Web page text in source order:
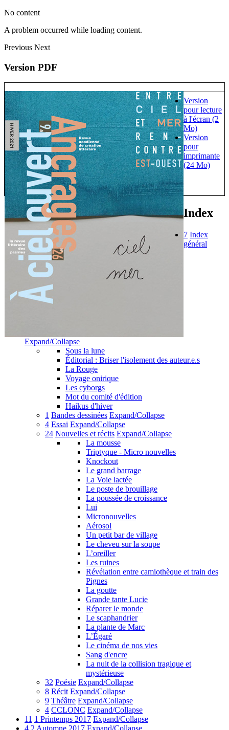
No content
A problem occurred while loading content.
Previous Next
Version PDF
Version
pour lecture
à l'écran (2
Mo)
Version
pour
imprimante
(24 Mo)
Index
7 Index
général
Expand/Collapse
Sous la lune
Éditorial : Briser l'isolement des auteur.e.s
La Rouge
Voyage onirique
Les cyborgs
Mot du comité d'édition
Haikus d'hiver
1 Bandes dessinées Expand/Collapse
4 Essai Expand/Collapse
24 Nouvelles et récits Expand/Collapse
La mousse
Triptyque - Micro nouvelles
Knockout
Le grand barrage
La Voie lactée
Le poste de brouillage
La poussée de croissance
Lui
Micronouvelles
Aérosol
Un petit bar de village
Le cheveu sur la soupe
L’oreiller
Les ruines
Révélation entre camiothèque et train des
Pignes
La goutte
Grande tante Lucie
Réparer le monde
Le scaphandrier
La plante de Marc
L’Égaré
Le cinéma de nos vies
Sang d'encre
La nuit de la collision tragique et
mystérieuse
32 Poésie Expand/Collapse
8 Récit Expand/Collapse
9 Théâtre Expand/Collapse
4 CCLONC Expand/Collapse
11 1 Printemps 2017 Expand/Collapse